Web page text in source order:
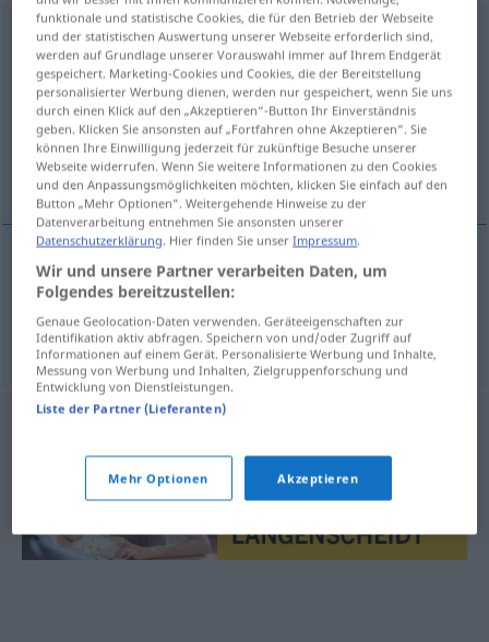
Satzungf
Übersicht aller Übersetzungen
(Für mehr Details die Übersetzung anklicken/antippen)
het huishoudelijk reglement, statuut,
reglement
(het)statuut , (het)reglement
(het)huishoudelijk reglement Satzung
funktionale und statistische Cookies, die für den Betrieb der Webseite
und der statistischen Auswertung unserer Webseite erforderlich sind,
werden auf Grundlage unserer Vorauswahl immer auf Ihrem Endgerät
gespeichert. Marketing-Cookies und Cookies, die der Bereitstellung
personalisierter Werbung dienen, werden nur gespeichert, wenn Sie uns
durch einen Klick auf den „Akzeptieren“-Button Ihr Einverständnis
geben. Klicken Sie ansonsten auf „Fortfahren ohne Akzeptieren“. Sie
können Ihre Einwilligung jederzeit für zukünftige Besuche unserer
Webseite widerrufen. Wenn Sie weitere Informationen zu den Cookies
und den Anpassungsmöglichkeiten möchten, klicken Sie einfach auf den
Button „Mehr Optionen“. Weitergehende Hinweise zu der
Datenverarbeitung entnehmen Sie ansonsten unserer
Datenschutzerklärung. Hier finden Sie unserImpressum.
Wir und unsere Partner verarbeiten Daten, um
Folgendes bereitzustellen:
Genaue Geolocation-Daten verwenden. Geräteeigenschaften zur
Identifikation aktiv abfragen. Speichern von und/oder Zugriff auf
Informationen auf einem Gerät. Personalisierte Werbung und Inhalte,
Messung von Werbung und Inhalten, Zielgruppenforschung und
Entwicklung von Dienstleistungen.
Liste der Partner (Lieferanten)
Mehr Optionen Akzeptieren